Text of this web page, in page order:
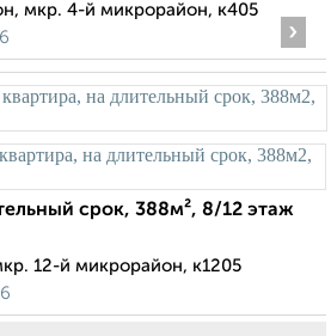
мкр. 4-й микрорайон, к405
›
срок, 388м², 8/12 этаж
12-й микрорайон, к1205